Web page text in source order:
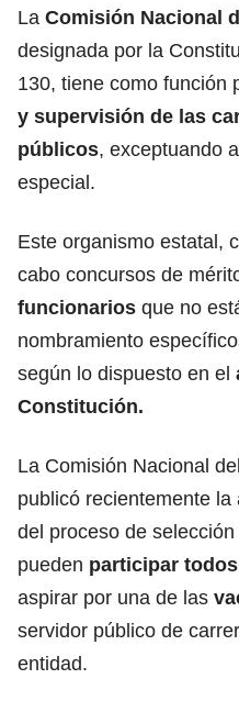
La Comisión Nacional
designada por la
130, tiene como función
y supervisión de las
públicos, exceptuando
especial.
Este organismo estatal,
cabo concursos de
funcionarios que no
nombramiento
según lo dispuesto en el
Constitución.
La Comisión Nacional
publicó recientemente
del proceso de selección
pueden participar
aspirar por una de las
servidor público de
entidad.